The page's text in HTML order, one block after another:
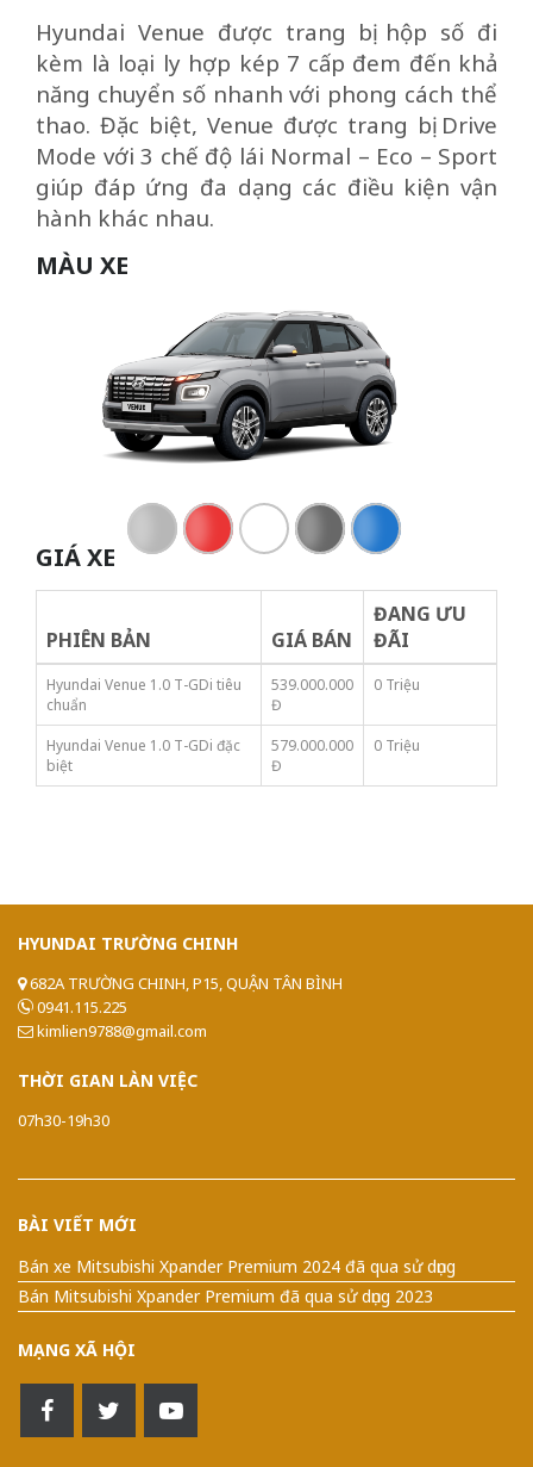
Hyundai Venue được trang bị hộp số đi
kèm là loại ly hợp kép 7 cấp đem đến khả
năng chuyển số nhanh với phong cách thể
thao. Đặc biệt, Venue được trang bị Drive
Mode với 3 chế độ lái Normal – Eco – Sport
giúp đáp ứng đa dạng các điều kiện vận
hành khác nhau.
MÀU XE
GIÁ XE
PHIÊN BẢN GIÁ BÁN
ĐANG ƯU
ĐÃI
Hyundai Venue 1.0 T-GDi tiêu
chuẩn
539.000.000
Đ
0 Triệu
Hyundai Venue 1.0 T-GDi đặc
biệt
579.000.000
Đ
0 Triệu
HYUNDAI TRƯỜNG CHINH
682A TRƯỜNG CHINH, P15, QUẬN TÂN BÌNH
0941.115.225
kimlien9788@gmail.com
THỜI GIAN LÀN VIỆC
07h30-19h30
BÀI VIẾT MỚI
Bán xe Mitsubishi Xpander Premium 2024 đã qua sử dụng
Bán Mitsubishi Xpander Premium đã qua sử dụng 2023
MẠNG XÃ HỘI